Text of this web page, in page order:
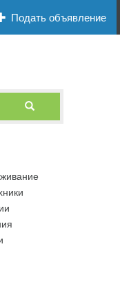
Подать объявление